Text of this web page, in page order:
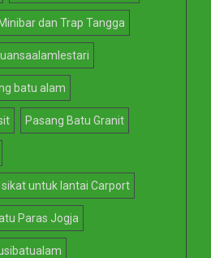
Minibar dan Trap Tangga
batu alam
Pasang Batu Granit
untuk lantai Carport
Paras Jogja